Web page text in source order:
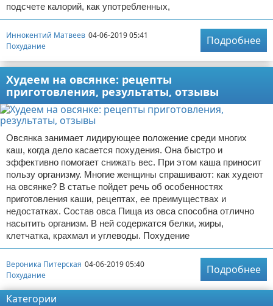
подсчете калорий, как употребленных,
Иннокентий Матвеев 04-06-2019 05:41
Похудание
Подробнее
Худеем на овсянке: рецепты
приготовления, результаты, отзывы
Овсянка занимает лидирующее положение среди многих
каш, когда дело касается похудения. Она быстро и
эффективно помогает снижать вес. При этом каша приносит
пользу организму. Многие женщины спрашивают: как худеют
на овсянке? В статье пойдет речь об особенностях
приготовления каши, рецептах, ее преимуществах и
недостатках. Состав овса Пища из овса способна отлично
насытить организм. В ней содержатся белки, жиры,
клетчатка, крахмал и углеводы. Похудение
Вероника Питерская 04-06-2019 05:40
Похудание
Подробнее
Категории